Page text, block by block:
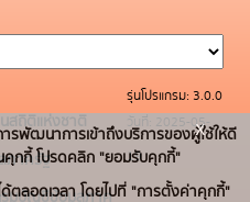
สถิติแห่งชาติ
ภาครัฐ
มบัญชีข้อมูลภาค
รุ่นโปรแกรม: 3.0.0
วันที่: 2025-05-
19
ารพัฒนาการเข้าถึงบริการของผู้ใช้ให้ดี
คุกกี้ โปรดคลิก "ยอมรับคุกกี้"
ลอดเวลา โดยไปที่ "การตั้งค่าคุกกี้"
x